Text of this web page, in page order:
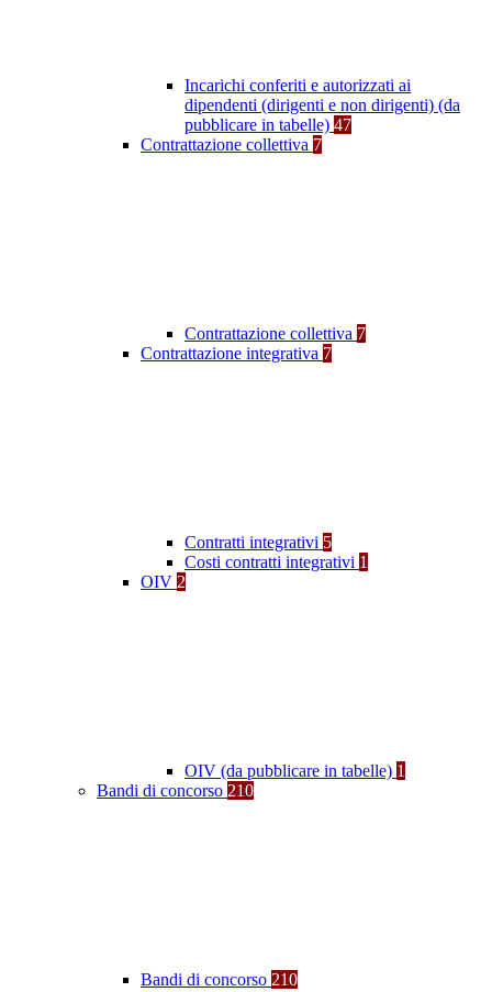
Incarichi conferiti e autorizzati ai
dipendenti (dirigenti e non dirigenti) (da
pubblicare in tabelle) 47
Contrattazione collettiva 7
Contrattazione collettiva 7
Contrattazione integrativa 7
Contratti integrativi 5
Costi contratti integrativi 1
OIV 2
OIV (da pubblicare in tabelle) 1
Bandi di concorso 210
Bandi di concorso 210